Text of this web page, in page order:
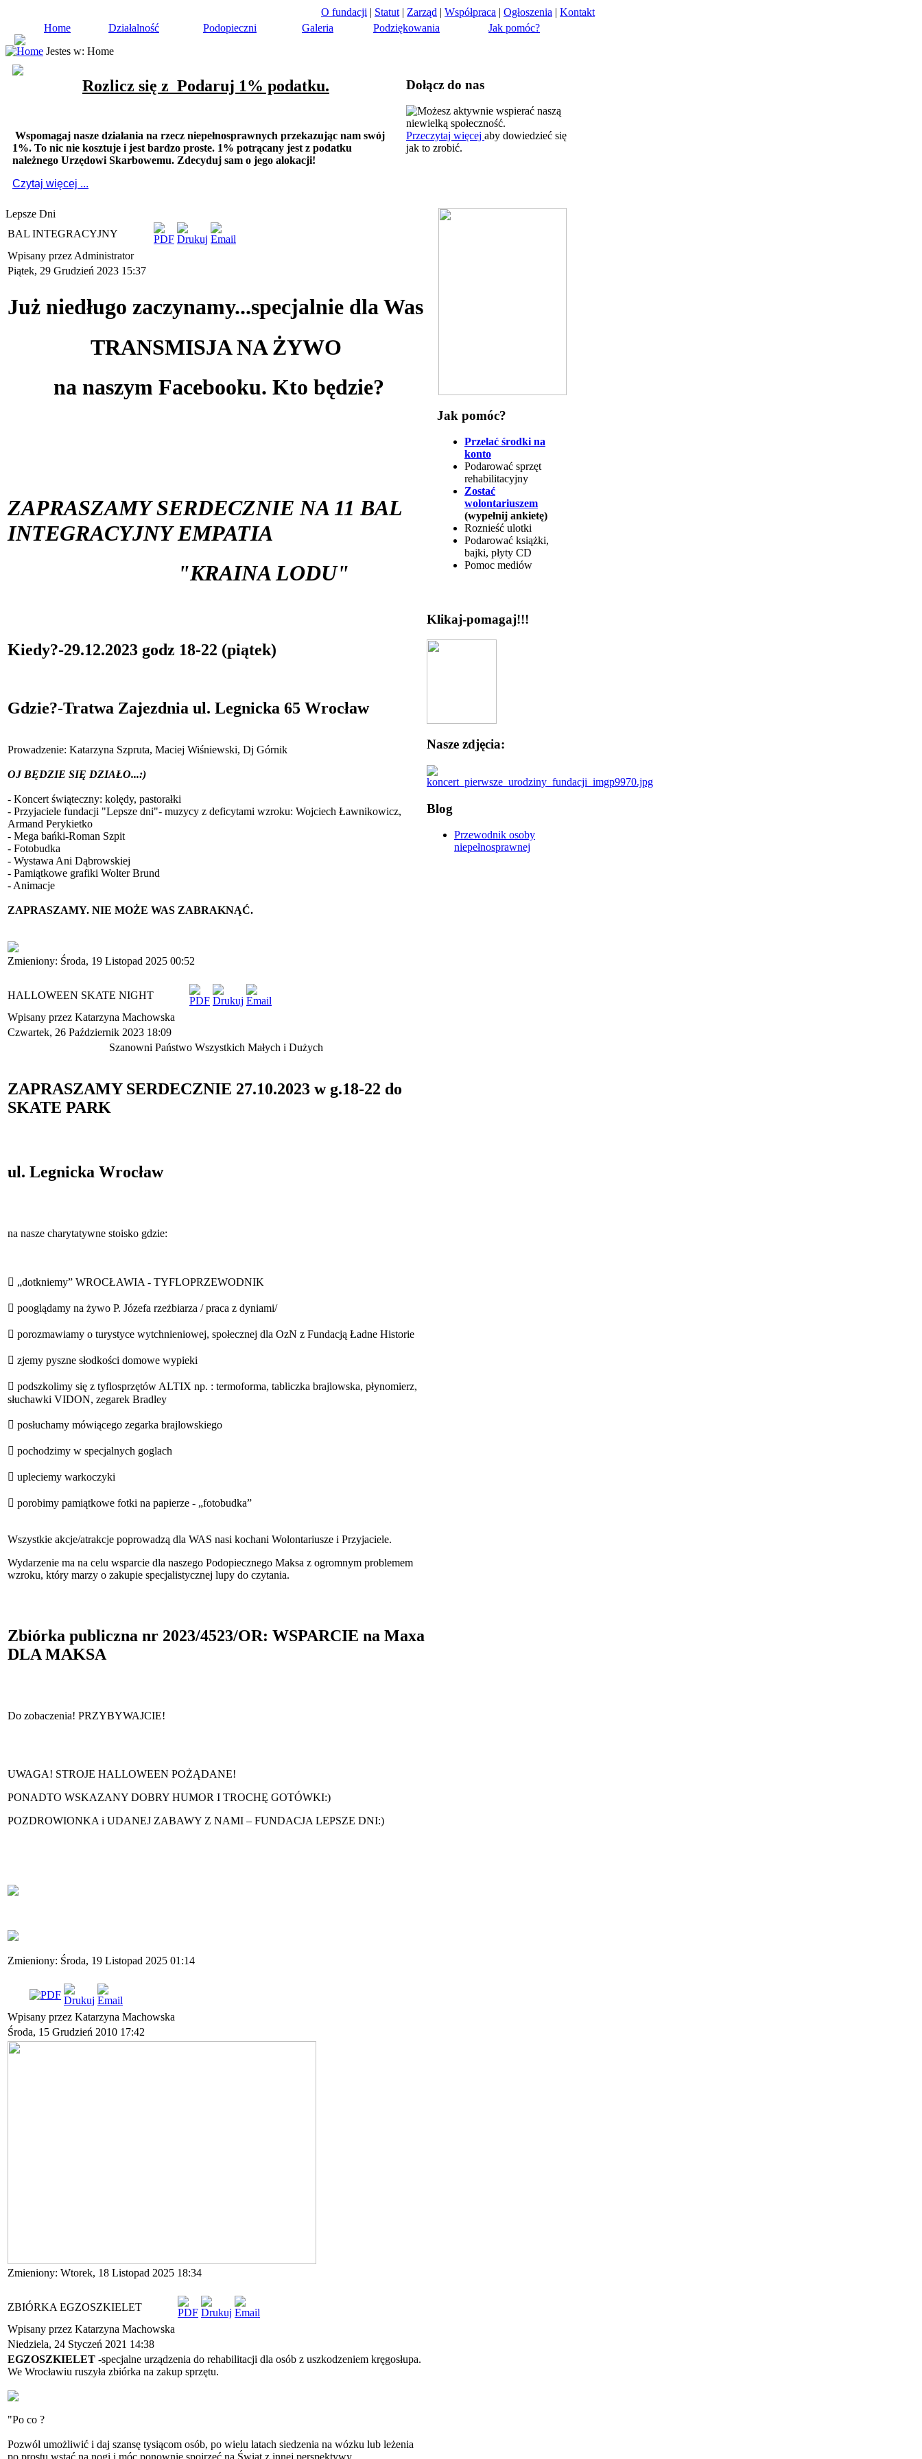
O fundacji | Statut | Zarząd | Współpraca | Ogłoszenia | Kontakt
Home
Działalność Podopieczni Galeria Podziękowania
Jak pomóc?
Jestes w: Home
Rozlicz się z Podaruj 1% podatku.
Wspomagaj nasze działania na rzecz niepełnosprawnych przekazując nam swój
1%. To nic nie kosztuje i jest bardzo proste. 1% potrącany jest z podatku
należnego Urzędowi Skarbowemu. Zdecyduj sam o jego alokacji!
Czytaj więcej ...
Dołącz do nas
Możesz aktywnie wspierać naszą
niewielką społeczność.
Przeczytaj więcej aby dowiedzieć się
jak to zrobić.
Lepsze Dni
BAL INTEGRACYJNY
Wpisany przez Administrator
Piątek, 29 Grudzień 2023 15:37
TRANSMISJA NA ŻYWO
na naszym Facebooku. Kto będzie?
ZAPRASZAMY SERDECZNIE NA 11 BAL
INTEGRACYJNY EMPATIA
"KRAINA LODU"
Kiedy?-29.12.2023 godz 18-22 (piątek)
Gdzie?-Tratwa Zajezdnia ul. Legnicka 65 Wrocław
Prowadzenie: Katarzyna Szpruta, Maciej Wiśniewski, Dj Górnik
OJ BĘDZIE SIĘ DZIAŁO...:)
- Koncert świąteczny: kolędy, pastorałki
- Przyjaciele fundacji "Lepsze dni"- muzycy z deficytami wzroku: Wojciech Ławnikowicz,
Armand Perykietko
- Mega bańki-Roman Szpit
- Fotobudka
- Wystawa Ani Dąbrowskiej
- Pamiątkowe grafiki Wolter Brund
- Animacje
ZAPRASZAMY. NIE MOŻE WAS ZABRAKNĄĆ.
Zmieniony: Środa, 19 Listopad 2025 00:52
HALLOWEEN SKATE NIGHT
Wpisany przez Katarzyna Machowska
Czwartek, 26 Październik 2023 18:09
Szanowni Państwo Wszystkich Małych i Dużych
ZAPRASZAMY SERDECZNIE 27.10.2023 w g.18-22 do
SKATE PARK
ul. Legnicka Wrocław
na nasze charytatywne stoisko gdzie:
 „dotkniemy” WROCŁAWIA - TYFLOPRZEWODNIK
 pooglądamy na żywo P. Józefa rzeżbiarza / praca z dyniami/
 porozmawiamy o turystyce wytchnieniowej, społecznej dla OzN z Fundacją Ładne Historie
 zjemy pyszne słodkości domowe wypieki
 podszkolimy się z tyflosprzętów ALTIX np. : termoforma, tabliczka brajlowska, płynomierz,
słuchawki VIDON, zegarek Bradley
 posłuchamy mówiącego zegarka brajlowskiego
 pochodzimy w specjalnych goglach
 upleciemy warkoczyki
 porobimy pamiątkowe fotki na papierze - „fotobudka”
Wszystkie akcje/atrakcje poprowadzą dla WAS nasi kochani Wolontariusze i Przyjaciele.
Wydarzenie ma na celu wsparcie dla naszego Podopiecznego Maksa z ogromnym problemem
wzroku, który marzy o zakupie specjalistycznej lupy do czytania.
Zbiórka publiczna nr 2023/4523/OR: WSPARCIE na Maxa
DLA MAKSA
Do zobaczenia! PRZYBYWAJCIE!
UWAGA! STROJE HALLOWEEN POŻĄDANE!
PONADTO WSKAZANY DOBRY HUMOR I TROCHĘ GOTÓWKI:)
POZDROWIONKA i UDANEJ ZABAWY Z NAMI – FUNDACJA LEPSZE DNI:)
Zmieniony: Środa, 19 Listopad 2025 01:14
Wpisany przez Katarzyna Machowska
Środa, 15 Grudzień 2010 17:42
Zmieniony: Wtorek, 18 Listopad 2025 18:34
ZBIÓRKA EGZOSZKIELET
Wpisany przez Katarzyna Machowska
Niedziela, 24 Styczeń 2021 14:38
EGZOSZKIELET -specjalne urządzenia do rehabilitacji dla osób z uszkodzeniem kręgosłupa.
We Wrocławiu ruszyła zbiórka na zakup sprzętu.
"Po co ?
Pozwól umożliwić i daj szansę tysiącom osób, po wielu latach siedzenia na wózku lub leżenia
po prostu wstać na nogi i móc ponownie spojrzeć na Świat z innej perspektywy.
Jak pomóc?
Przelać środki na
konto
Podarować sprzęt
rehabilitacyjny
Zostać
wolontariuszem
(wypełnij ankietę)
Roznieść ulotki
Podarować książki,
bajki, płyty CD
Pomoc mediów
Klikaj-pomagaj!!!
Nasze zdjęcia:
Blog
Przewodnik osoby
niepełnosprawnej